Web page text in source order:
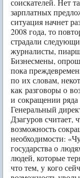
соискателей. Нет
зарплатных
ситуация начнет
2008 года, то
страдали
журналисты,
Бизнесмены,
пока
по их словам,
как разговоры о
и сокращении ряда
Генеральный
Дзагуров считает,
возможность
необходимости:
государства о
людей, которые
что тем, у кого